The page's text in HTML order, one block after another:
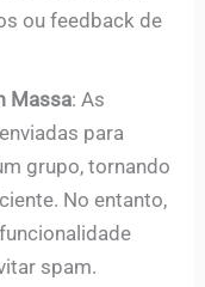
ou feedback de
Massa: As
para
grupo, tornando
No entanto,
spam.